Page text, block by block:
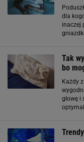
dla
inaczej
Tak
bo
Każdy
głowę